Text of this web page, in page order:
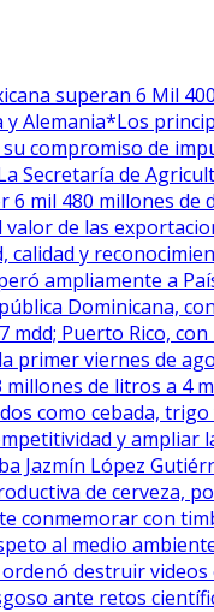
superan 6 Mil
y Alemania*Los
su compromiso de
Secretaría de
6 mil 480 millones
de las
calidad y
ampliamente a
Dominicana,
mdd; Puerto Rico,
primer viernes de
millones de litros a 4
como cebada,
y ampliar
Jazmín López
de cerveza,
conmemorar con
al medio
destruir videos
ante retos